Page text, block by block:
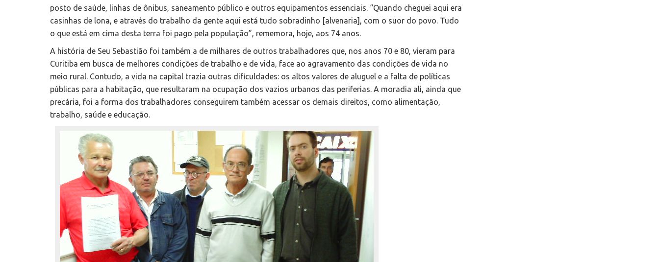
posto de saúde, linhas de ônibus, saneamento público e outros equipamentos essenciais. “Quando cheguei aqui era
casinhas de lona, e através do trabalho da gente aqui está tudo sobradinho [alvenaria], com o suor do povo. Tudo
o que está em cima desta terra foi pago pela população”, rememora, hoje, aos 74 anos.
A história de Seu Sebastião foi também a de milhares de outros trabalhadores que, nos anos 70 e 80, vieram para
Curitiba em busca de melhores condições de trabalho e de vida, face ao agravamento das condições de vida no
meio rural. Contudo, a vida na capital trazia outras dificuldades: os altos valores de aluguel e a falta de políticas
públicas para a habitação, que resultaram na ocupação dos vazios urbanos das periferias. A moradia ali, ainda que
precária, foi a forma dos trabalhadores conseguirem também acessar os demais direitos, como alimentação,
trabalho, saúde e educação.